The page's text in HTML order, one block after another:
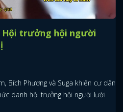
Hội trưởng hội người
Bích Phương và Suga khiến cư dân
danh hội trưởng hội người lười